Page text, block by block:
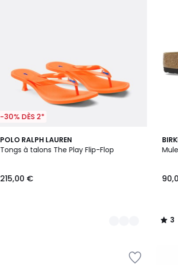
-30% DÈS 2*
POLO RALPH LAUREN
Tongs à talons The Play Flip-Flop
215,00 €
2
Couleurs
3
/
3
/